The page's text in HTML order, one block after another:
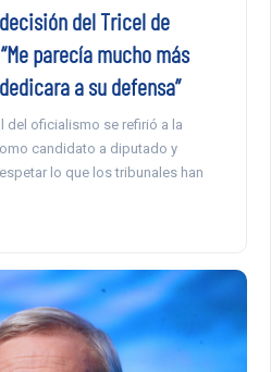
del Tricel de
parecía mucho más
a su defensa”
del oficialismo se refirió a la
candidato a diputado y
lo que los tribunales han